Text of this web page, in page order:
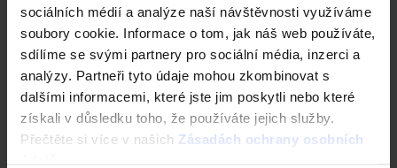
sociálních médií a analýze naší návštěvnosti využíváme
soubory cookie. Informace o tom, jak náš web používáte,
sdílíme se svými partnery pro sociální média, inzerci a
analýzy. Partneři tyto údaje mohou zkombinovat s
dalšími informacemi, které jste jim poskytli nebo které
získali v důsledku toho, že používáte jejich služby.
Přečtěte si více v našich Zásadách ochrany osobních
Rundflor - hnědá